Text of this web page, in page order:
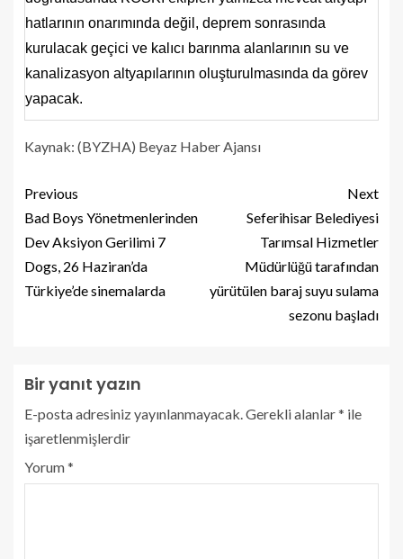
hatlarının onarımında değil, deprem sonrasında
kurulacak geçici ve kalıcı barınma alanlarının su ve
kanalizasyon altyapılarının oluşturulmasında da görev
yapacak.
Kaynak: (BYZHA) Beyaz Haber Ajansı
Previous
Bad Boys Yönetmenlerinden
Dev Aksiyon Gerilimi 7
Dogs, 26 Haziran’da
Türkiye’de sinemalarda
Next
Seferihisar Belediyesi
Tarımsal Hizmetler
Müdürlüğü tarafından
yürütülen baraj suyu sulama
sezonu başladı
Bir yanıt yazın
E-posta adresiniz yayınlanmayacak. Gerekli alanlar* ile
işaretlenmişlerdir
Yorum*